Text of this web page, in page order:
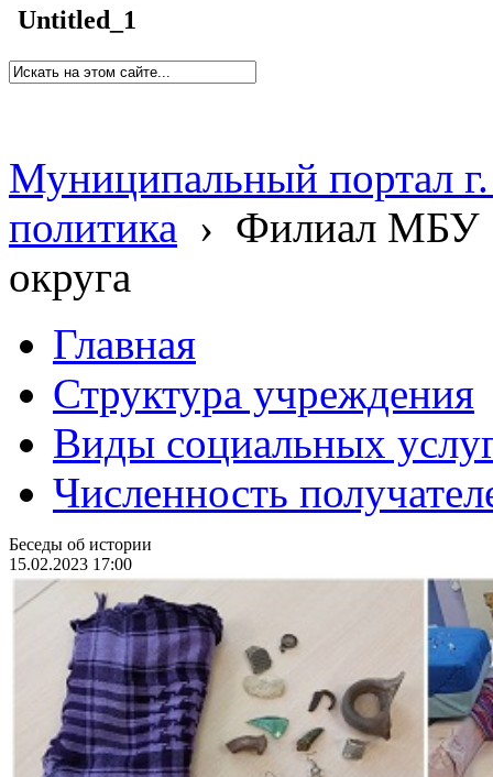
Untitled_1
Муниципальный портал
политика › Филиал МБУ
округа
Главная
Структура учреждения
Виды социальных
Численность
Беседы об истории
15.02.2023 17:00